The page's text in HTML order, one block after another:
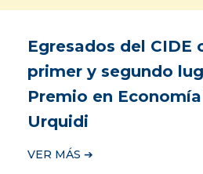
Egresados del CIDE
primer y segundo
Premio en
Urquidi
VER MÁS ➔